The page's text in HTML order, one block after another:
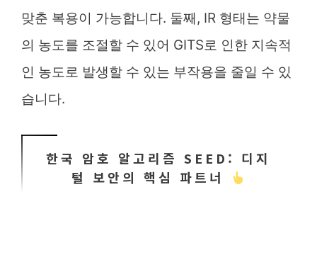
맞춘 복용이 가능합니다. 둘째, IR 형태는 약물
의 농도를 조절할 수 있어 GITS로 인한 지속적
인 농도로 발생할 수 있는 부작용을 줄일 수 있
습니다.
한국 암호 알고리즘 SEED: 디지
털 보안의 핵심 파트너